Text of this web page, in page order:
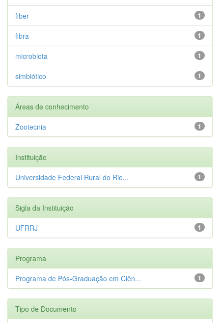
1
fiber
1
fibra
1
microbiota
1
simbiótico
Áreas de conhecimento
1
Zootecnia
Instituição
1
Universidade Federal Rural do Rio...
Sigla da Instituição
1
UFRRJ
Programa
1
Programa de Pós-Graduação em Ciên...
Tipo de Documento